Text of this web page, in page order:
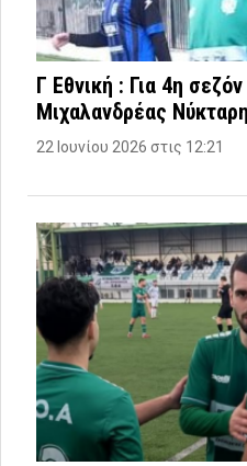
Γ Εθνική : Για 4η
Μιχαλανδρέας
22 Ιουνίου 2026 στις 12:21